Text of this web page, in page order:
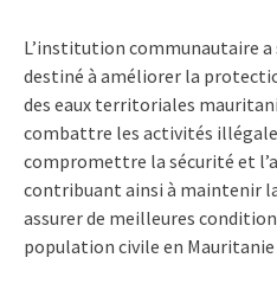
L’institution communautaire a
destiné à améliorer la
des eaux territoriales
combattre les activités
compromettre la sécurité et
contribuant ainsi à maintenir
assurer de meilleures
population civile en